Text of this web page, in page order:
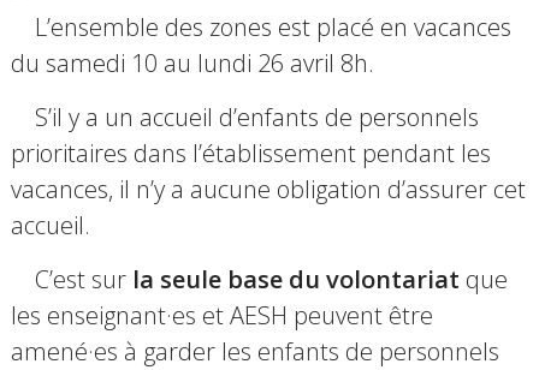
L’ensemble des zones est placé en vacances
du samedi 10 au lundi 26 avril 8h.
S’il y a un accueil d’enfants de personnels
prioritaires dans l’établissement pendant les
vacances, il n’y a aucune obligation d’assurer cet
accueil.
C’est sur la seule base du volontariat que
les enseignant·es et AESH peuvent être
amené·es à garder les enfants de personnels